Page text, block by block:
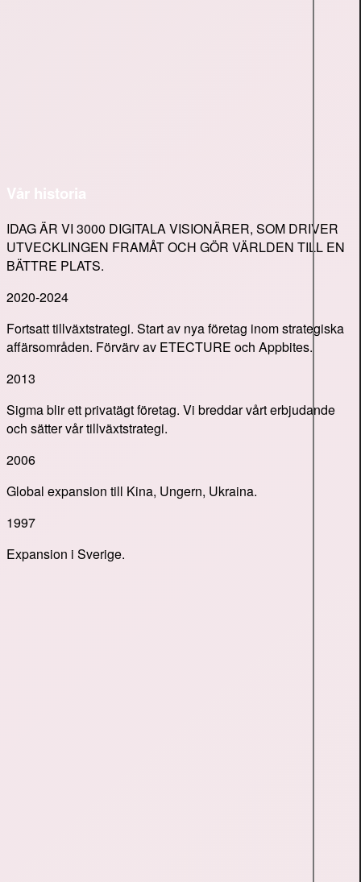
Vår historia
IDAG ÄR VI 3000 DIGITALA VISIONÄRER, SOM DRIVER
UTVECKLINGEN FRAMÅT OCH GÖR VÄRLDEN TILL EN
BÄTTRE PLATS.
2020-2024
Fortsatt tillväxtstrategi. Start av nya företag inom strategiska
affärsområden. Förvärv av ETECTURE och Appbites.
2013
Sigma blir ett privatägt företag. Vi breddar vårt erbjudande
och sätter vår tillväxtstrategi.
2006
Global expansion till Kina, Ungern, Ukraina.
1997
Expansion i Sverige.